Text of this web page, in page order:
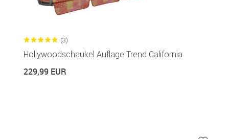
(3)
Hollywoodschaukel Auflage Trend California
229,99 EUR